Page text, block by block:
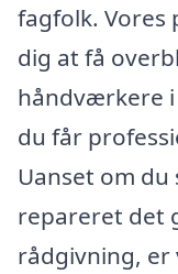
fagfolk.
dig at få
håndværkere
du får
Uanset om du
repareret det
rådgivning,